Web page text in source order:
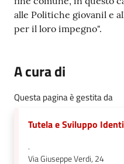
alle Politiche giovanil e
per il loro impegno".
A cura di
Questa pagina è gestita da
Tutela e Sviluppo
.
Via Giuseppe Verdi, 24